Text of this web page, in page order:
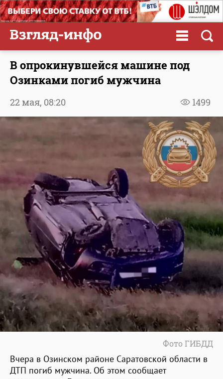
В опрокинувшейся машине под
Озинками погиб мужчина
1499
22 мая, 08:20
Фото ГИБДД
Вчера в Озинском районе Саратовской области в
ДТП погиб мужчина. Об этом сообщает